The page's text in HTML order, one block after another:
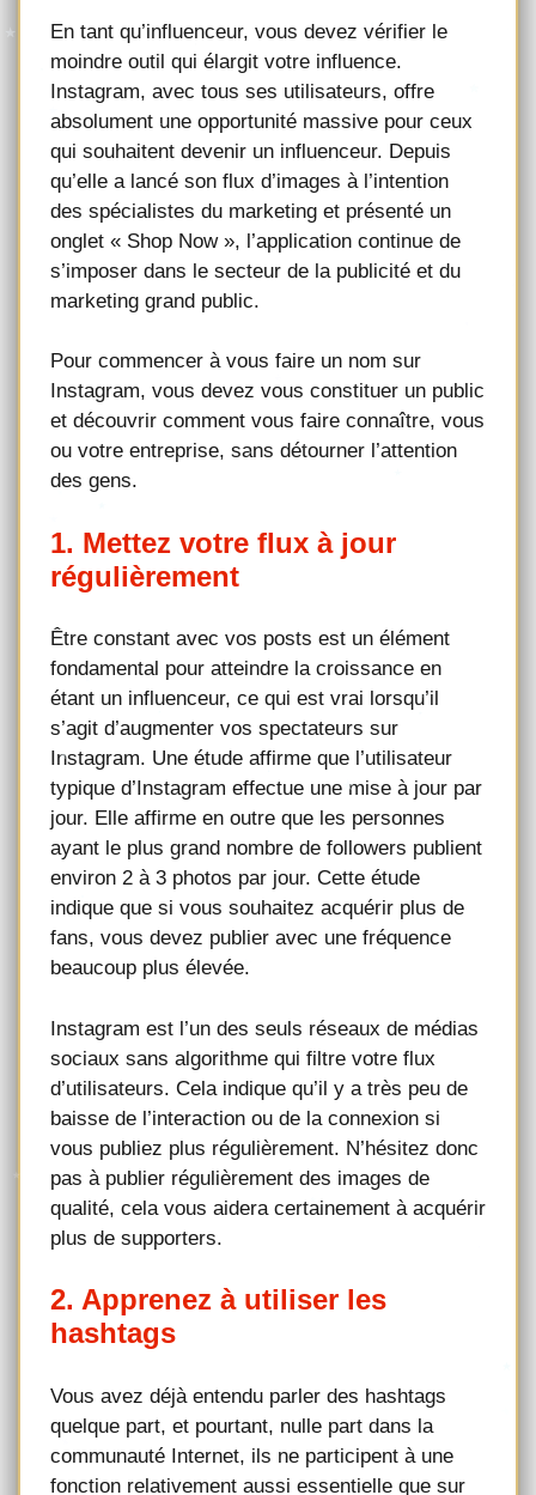
En tant qu’influenceur, vous devez vérifier le
moindre outil qui élargit votre influence.
Instagram, avec tous ses utilisateurs, offre
absolument une opportunité massive pour ceux
qui souhaitent devenir un influenceur. Depuis
qu’elle a lancé son flux d’images à l’intention
des spécialistes du marketing et présenté un
onglet « Shop Now », l’application continue de
s’imposer dans le secteur de la publicité et du
marketing grand public.
Pour commencer à vous faire un nom sur
Instagram, vous devez vous constituer un public
et découvrir comment vous faire connaître, vous
ou votre entreprise, sans détourner l’attention
des gens.
1. Mettez votre flux à jour
régulièrement
Être constant avec vos posts est un élément
fondamental pour atteindre la croissance en
étant un influenceur, ce qui est vrai lorsqu’il
s’agit d’augmenter vos spectateurs sur
Instagram. Une étude affirme que l’utilisateur
typique d’Instagram effectue une mise à jour par
jour. Elle affirme en outre que les personnes
ayant le plus grand nombre de followers publient
environ 2 à 3 photos par jour. Cette étude
indique que si vous souhaitez acquérir plus de
fans, vous devez publier avec une fréquence
beaucoup plus élevée.
Instagram est l’un des seuls réseaux de médias
sociaux sans algorithme qui filtre votre flux
d’utilisateurs. Cela indique qu’il y a très peu de
baisse de l’interaction ou de la connexion si
vous publiez plus régulièrement. N’hésitez donc
pas à publier régulièrement des images de
qualité, cela vous aidera certainement à acquérir
plus de supporters.
2. Apprenez à utiliser les
hashtags
Vous avez déjà entendu parler des hashtags
quelque part, et pourtant, nulle part dans la
communauté Internet, ils ne participent à une
fonction relativement aussi essentielle que sur